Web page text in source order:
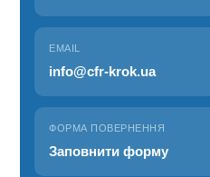
EMAIL
info@cfr-krok.ua
ФОРМА ПОВЕРНЕННЯ
Заповнити форму